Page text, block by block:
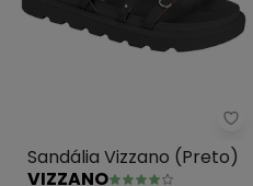
- Sandália Moleca
Sandália Vizzano (Preto)
VIZZANO